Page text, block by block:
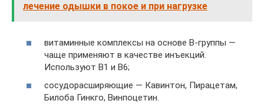
лечение одышки в покое и при нагрузке
витаминные комплексы на основе В-группы —
чаще применяют в качестве инъекций.
Используют В1 и В6;
сосудорасширяющие — Кавинтон, Пирацетам,
Билоба Гинкго, Винпоцетин.